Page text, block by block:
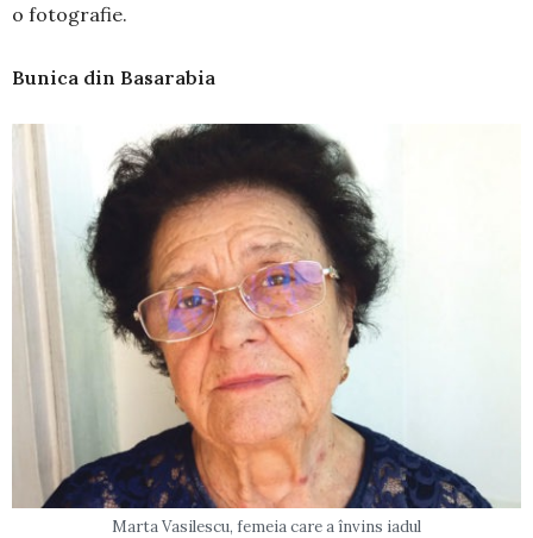
o fotografie.
Bunica din Basarabia
Marta Vasilescu, femeia care a învins iadul